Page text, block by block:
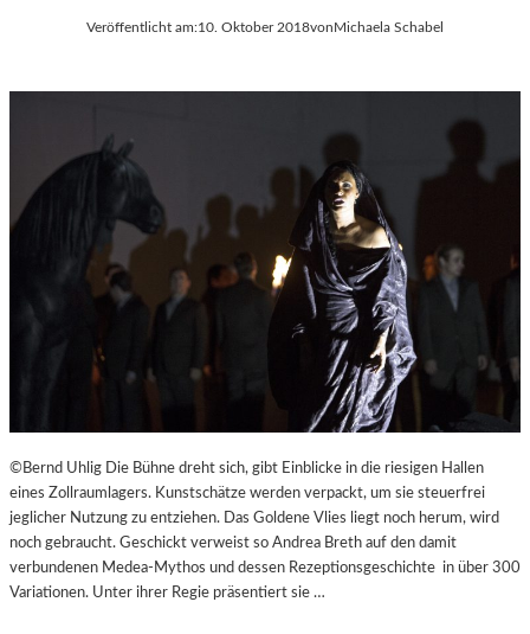
Veröffentlicht am:10. Oktober 2018vonMichaela Schabel
©Bernd Uhlig Die Bühne dreht sich, gibt Einblicke in die riesigen Hallen
eines Zollraumlagers. Kunstschätze werden verpackt, um sie steuerfrei
jeglicher Nutzung zu entziehen. Das Goldene Vlies liegt noch herum, wird
noch gebraucht. Geschickt verweist so Andrea Breth auf den damit
verbundenen Medea-Mythos und dessen Rezeptionsgeschichte in über 300
Variationen. Unter ihrer Regie präsentiert sie …